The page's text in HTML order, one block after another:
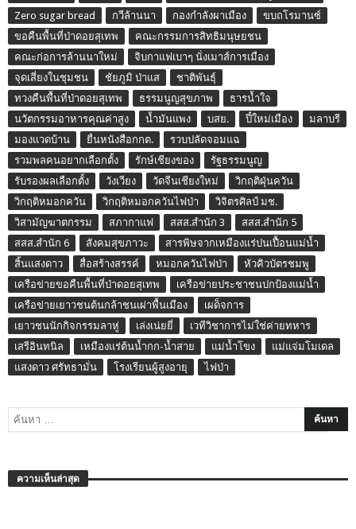
Zero sugar bread
กวีล้านนา กองกำลังผาเมือง
ขบถโรมานซ์
ขอคืนพื้นที่ป่าดอยสุเทพ
คณะกรรมการสิทธิมนุษยชน
คณะก่อการล้านนาใหม่
จิบกาแฟเบาๆ นั่งเมาส์การเมือง
จุดเสี่ยงในชุมชน
ชัยภูมิ ป่าแส
ชาติพันธุ์
ทวงคืนพื้นที่ป่าดอยสุเทพ
ธรรมนูญสุขภาพ
ธารน้ำใจ
นวัตกรรมอาหารคุณค่าสูง
น้ำมันแพง บสย. ปี๋ใหม่เมือง
มลาบรี
มองแวดบ้าน
ยื่นหนังสือกกต.
รวบปลัดจอมแฉ
รวมพลคนอยากเลือกตั้ง
รักษ์เชียงของ
รัฐธรรมนูญ
รับรองผลเลือกตั้ง
วังเวียง วัดจีนเชียงใหม่
วิกฤติฝุ่นควัน
วิกฤติหมอกควัน
วิกฤติหมอกควันไฟป่า
วิจิตรศิลป์ มช.
วิสามัญฆาตกรรม
สภากาแฟ สสส.สำนัก 3
สสส.สำนัก 5
สสส.สำนัก 6
สังคมสุขภาวะ
สารพิษจากเหมืองแร่ปนเปื้อนแม่น้ำ
สิ้นแสงดาว
สื่อสร้างสรรค์ หมอกควันไฟป่า
หัวคิวบัตรชมพู
เครือข่ายขอคืนพื้นที่ป่าดอยสุเทพ
เครือข่ายประชาชนปกป้องแม่น้ำ
เครือข่ายเยาวชนต้นกล้าชนเผ่าพื้นเมือง
เผด็จการ
เยาวชนนักกิจกรรมลาหู่
เล่งเน่ยยี่
เวทีวิชาการไม่ใช่ค่ายทหาร
เสรีอินทนิล
เหมืองแร่ต้นน้ำกก-น้ำสาย แม่น้ำโขง
แม่แจ่มโมเดล
แสงดาว ศรัทธามั่น
โรงเรียนผู้สูงอายุ ไฟป่า
ความเห็นล่าสุด